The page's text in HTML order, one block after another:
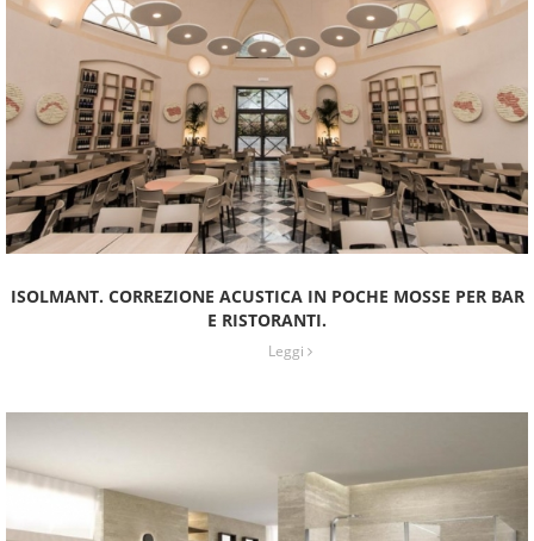
ISOLMANT. CORREZIONE ACUSTICA IN POCHE MOSSE PER BAR
E RISTORANTI.
Leggi